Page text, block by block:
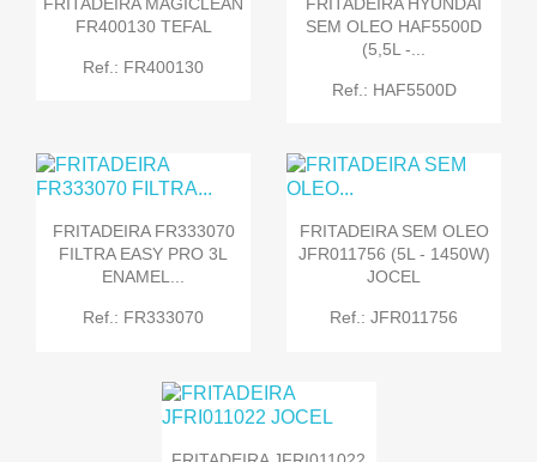
FR400130 TEFAL
Ref.: FR400130
SEM OLEO HAF5500D
(5,5L -...
Ref.: HAF5500D
FRITADEIRA FR333070
FILTRA EASY PRO 3L
ENAMEL...
Ref.: FR333070
FRITADEIRA SEM OLEO
JFR011756 (5L - 1450W)
JOCEL
Ref.: JFR011756